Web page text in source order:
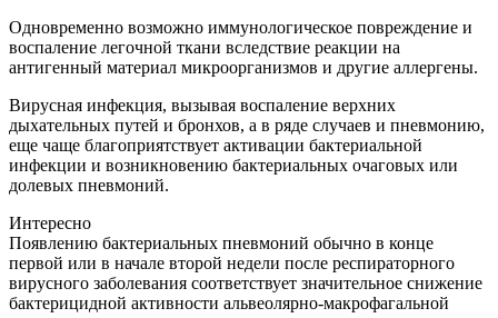
Одновременно возможно иммунологическое повреждение и
воспаление легочной ткани вследствие реакции на
антигенный материал микроорганизмов и другие аллергены.
Вирусная инфекция, вызывая воспаление верхних
дыхательных путей и бронхов, а в ряде случаев и пневмонию,
еще чаще благоприятствует активации бактериальной
инфекции и возникновению бактериальных очаговых или
долевых пневмоний.
Интересно
Появлению бактериальных пневмоний обычно в конце
первой или в начале второй недели после респираторного
вирусного заболевания соответствует значительное снижение
бактерицидной активности альвеолярно-макрофагальной